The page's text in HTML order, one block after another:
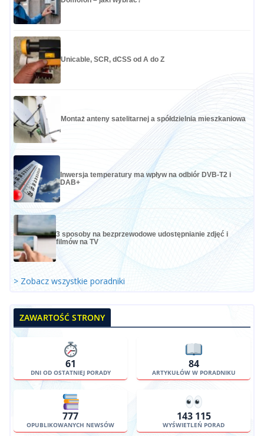
Unicable, SCR, dCSS od A do Z
Montaż anteny satelitarnej a spółdzielnia mieszkaniowa
Inwersja temperatury ma wpływ na odbiór DVB-T2 i
DAB+
3 sposoby na bezprzewodowe udostępnianie zdjęć i
filmów na TV
> Zobacz wszystkie poradniki
ZAWARTOŚĆ STRONY
61
DNI OD OSTATNIEJ PORADY
84
ARTYKUŁÓW W PORADNIKU
777
OPUBLIKOWANYCH NEWSÓW
143 115
WYŚWIETLEŃ PORAD